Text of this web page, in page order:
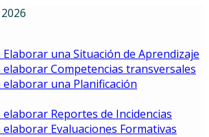
una Situación de Aprendizaje
Competencias transversales
una Planificación
Reportes de Incidencias
Evaluaciones Formativas